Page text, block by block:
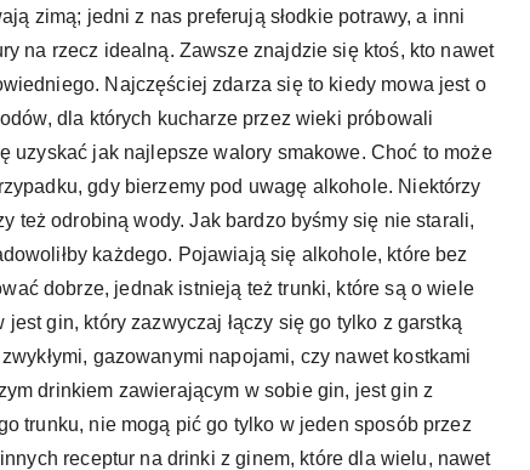
zimą; jedni z nas preferują słodkie potrawy, a inni
na rzecz idealną. Zawsze znajdzie się ktoś, kto nawet
Najczęściej zdarza się to kiedy mowa jest o
dla których kucharze przez wieki próbowali
uzyskać jak najlepsze walory smakowe. Choć to może
gdy bierzemy pod uwagę alkohole. Niektórzy
też odrobiną wody. Jak bardzo byśmy się nie starali,
każdego. Pojawiają się alkohole, które bez
dobrze, jednak istnieją też trunki, które są o wiele
gin, który zazwyczaj łączy się go tylko z garstką
gazowanymi napojami, czy nawet kostkami
drinkiem zawierającym w sobie gin, jest gin z
trunku, nie mogą pić go tylko w jeden sposób przez
receptur na drinki z ginem, które dla wielu, nawet